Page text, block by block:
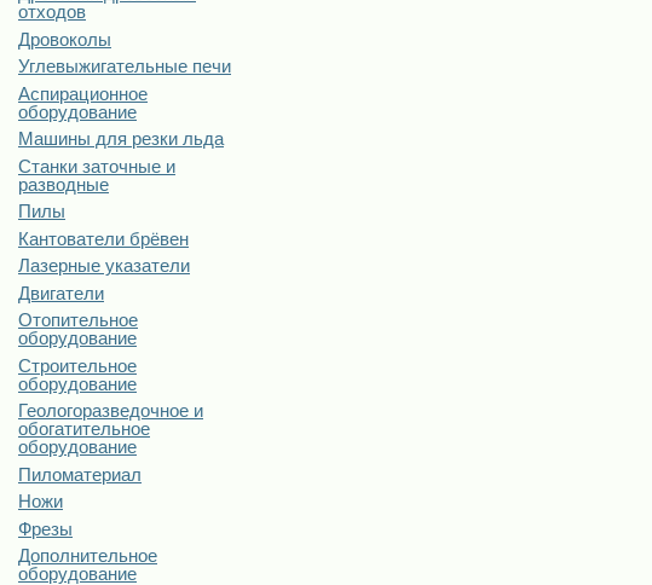
отходов
Дровоколы
Углевыжигательные печи
Аспирационное
оборудование
Машины для резки льда
Станки заточные и
разводные
Пилы
Кантователи брёвен
Лазерные указатели
Двигатели
Отопительное
оборудование
Строительное
оборудование
Геологоразведочное и
обогатительное
оборудование
Пиломатериал
Ножи
Фрезы
Дополнительное
оборудование